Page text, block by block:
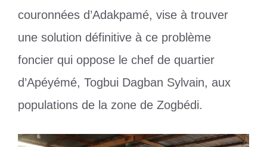
couronnées d’Adakpamé, vise à trouver
une solution définitive à ce problème
foncier qui oppose le chef de quartier
d’Apéyémé, Togbui Dagban Sylvain, aux
populations de la zone de Zogbédi.